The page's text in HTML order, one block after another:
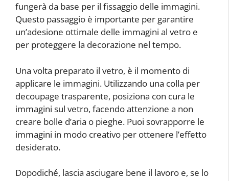
fungerà da base per il fissaggio delle immagini.
Questo passaggio è importante per garantire
un’adesione ottimale delle immagini al vetro e
per proteggere la decorazione nel tempo.
Una volta preparato il vetro, è il momento di
applicare le immagini. Utilizzando una colla per
decoupage trasparente, posiziona con cura le
immagini sul vetro, facendo attenzione a non
creare bolle d’aria o pieghe. Puoi sovrapporre le
immagini in modo creativo per ottenere l’effetto
desiderato.
Dopodiché, lascia asciugare bene il lavoro e, se lo